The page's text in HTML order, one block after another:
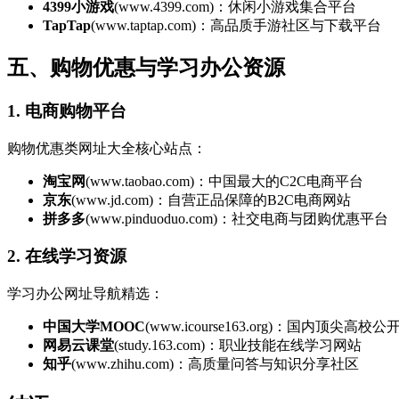
4399小游戏(www.4399.com)：休闲小游戏集合平台
TapTap(www.taptap.com)：高品质手游社区与下载平台
五、购物优惠与学习办公资源
1. 电商购物平台
购物优惠类网址大全核心站点：
淘宝网(www.taobao.com)：中国最大的C2C电商平台
京东(www.jd.com)：自营正品保障的B2C电商网站
拼多多(www.pinduoduo.com)：社交电商与团购优惠平台
2. 在线学习资源
学习办公网址导航精选：
中国大学MOOC(www.icourse163.org)：国内顶尖高校公
网易云课堂(study.163.com)：职业技能在线学习网站
知乎(www.zhihu.com)：高质量问答与知识分享社区